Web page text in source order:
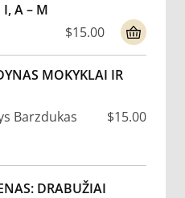
A – M
$15.00
MOKYKLAI IR
Barzdukas
$15.00
DRABUŽIAI